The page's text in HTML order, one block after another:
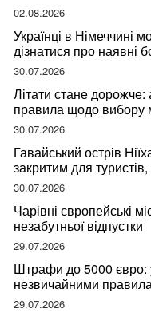
02.08.2026
Українці в Німеччині
дізнатися про наявні
30.07.2026
Літати стане дорожче:
правила щодо вибору
30.07.2026
Гавайський острів
закритим для
відвідувачів
30.07.2026
Чарівні європейські
незабутньої відпустки
29.07.2026
Штрафи до 5000 євро:
незвичайними
правдою
29.07.2026